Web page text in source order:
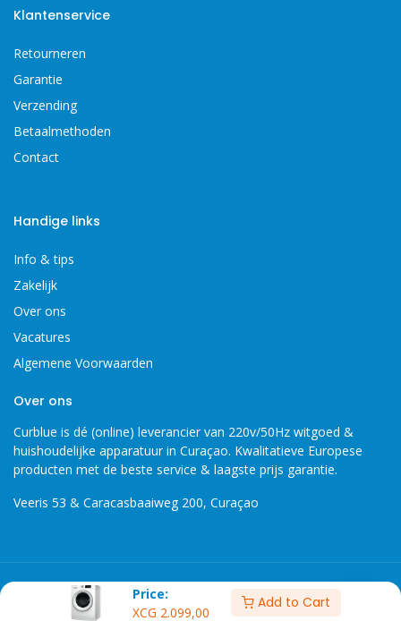
Price:
XCG 2.099,00
Add to Cart
Klantenservice
Retourneren
Garantie
Verzending
Betaalmethoden
Contact
Handige links
Info & tips
Zakelijk
Over ons
Vacatures
Algemene Voorwaarden
Over ons
Curblue is dé (online) leverancier van 220v/50Hz witgoed &
huishoudelijke apparatuur in Curaçao. Kwalitatieve Europese
producten met de beste service & laagste prijs garantie.
Veeris 53 & Caracasbaaiweg 200, Curaçao
Copyright 2026 © Curblue, disclaimer, er kunnen geen rechten
worden ontleent aan informatie op deze website.